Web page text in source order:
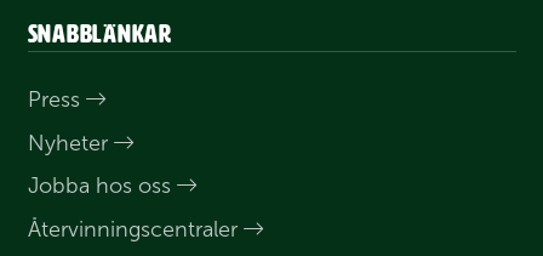
Snabblänkar
Press
Nyheter
Jobba hos oss
Åter­vinnings­centraler